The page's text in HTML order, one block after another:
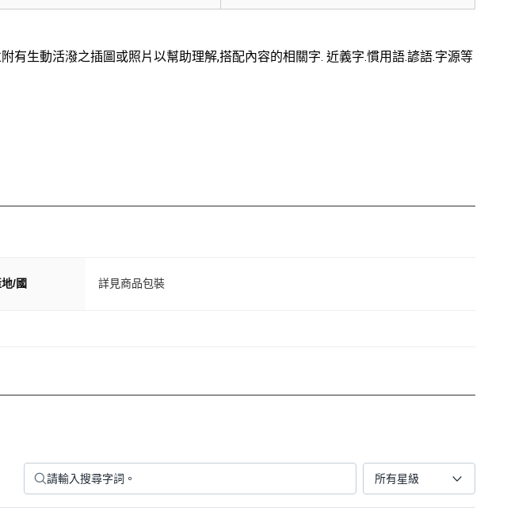
生動活潑之插圖或照片以幫助理解,搭配內容的相關字. 近義字.慣用語.諺語.字源等
/國 詳見商品包裝
所有星級